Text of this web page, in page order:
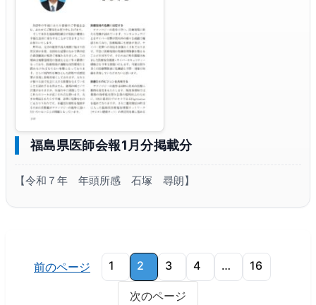
福島県医師会報1月分掲載分
【令和７年 年頭所感 石塚 尋朗】
前のページ 1 2 3 4 … 16
次のページ